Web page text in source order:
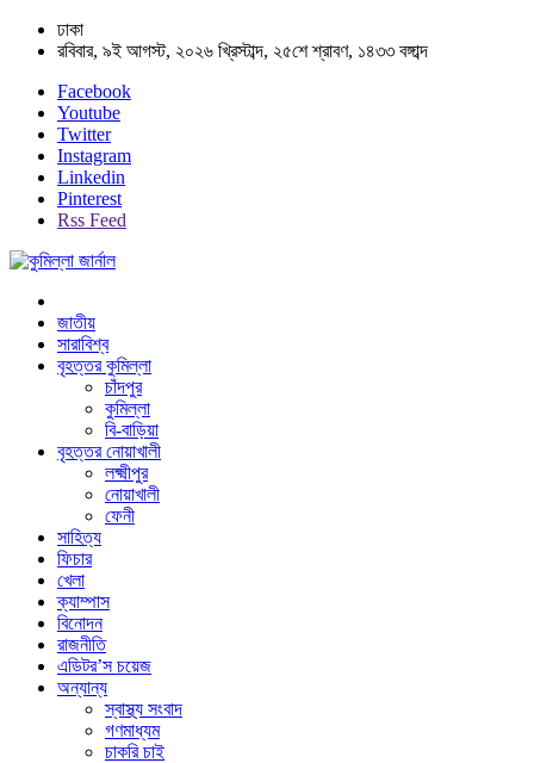
ঢাকা
রবিবার, ৯ই আগস্ট, ২০২৬ খ্রিস্টাব্দ, ২৫শে শ্রাবণ, ১৪৩৩ বঙ্গাব্দ
Facebook
Youtube
Twitter
Instagram
Linkedin
Pinterest
Rss Feed
জাতীয়
সারাবিশ্ব
বৃহত্তর কুমিল্লা
চাঁদপুর
কুমিল্লা
বি-বাড়িয়া
বৃহত্তর নোয়াখালী
লক্ষ্মীপুর
নোয়াখালী
ফেনী
সাহিত্য
ফিচার
খেলা
ক্যাম্পাস
বিনোদন
রাজনীতি
এডিটর’স চয়েজ
অন্যান্য
স্বাস্থ্য সংবাদ
গণমাধ্যম
চাকরি চাই